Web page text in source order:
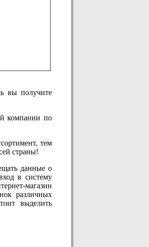
вы получите
компании по
тем
страны!
данные о
в систему
магазин
различных
выделить